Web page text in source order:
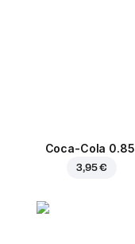
Coca-Cola 0.85l
3,95 €